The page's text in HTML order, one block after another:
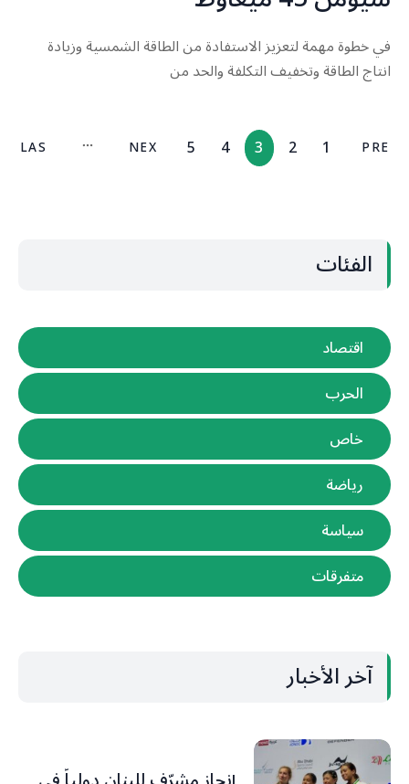
في خطوة مهمة لتعزيز الاستفادة من الطاقة الشمسية وزيادة
انتاج الطاقة وتخفيف التكلفة والحد من
PRE
1
2
3
4
5
NEX
LAS
الفئات
اقتصاد
الحرب
خاص
رياضة
سياسة
متفرقات
آخر الأخبار